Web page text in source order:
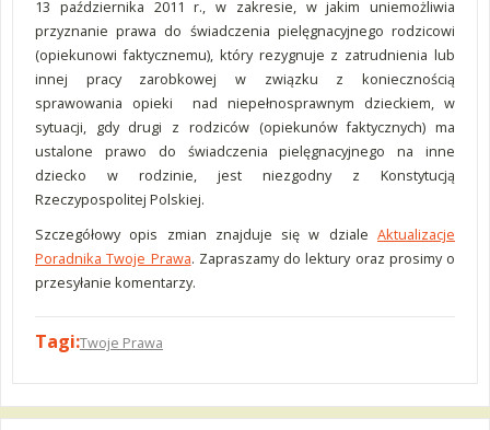
13 października 2011 r., w zakresie, w jakim uniemożliwia
przyznanie prawa do świadczenia pielęgnacyjnego rodzicowi
(opiekunowi faktycznemu), który rezygnuje z zatrudnienia lub
innej pracy zarobkowej w związku z koniecznością
sprawowania opieki nad niepełnosprawnym dzieckiem, w
sytuacji, gdy drugi z rodziców (opiekunów faktycznych) ma
ustalone prawo do świadczenia pielęgnacyjnego na inne
dziecko w rodzinie, jest niezgodny z Konstytucją
Rzeczypospolitej Polskiej.
Szczegółowy opis zmian znajduje się w dziale Aktualizacje
Poradnika Twoje Prawa. Zapraszamy do lektury oraz prosimy o
przesyłanie komentarzy.
Tagi:Twoje Prawa